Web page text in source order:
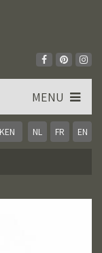
NL FR EN
MENU